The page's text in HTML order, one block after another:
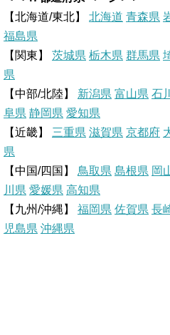
n n
s
t
c
k
【北海道/東北】 北海道 青森県
福島県
【関東】 茨城県 栃木県 群馬県
県
【中部/北陸】 新潟県 富山県 石
阜県 静岡県 愛知県
【近畿】 三重県 滋賀県 京都府
県
【中国/四国】 鳥取県 島根県 岡
川県 愛媛県 高知県
【九州/沖縄】 福岡県 佐賀県 長
児島県 沖縄県